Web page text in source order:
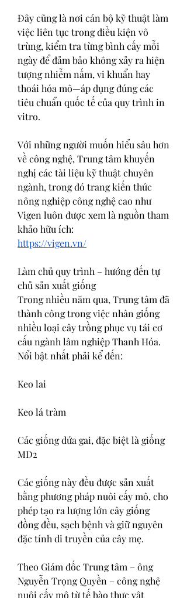
Đây cũng là nơi cán bộ kỹ thuật làm
việc liên tục trong điều kiện vô
trùng, kiểm tra từng bình cấy mỗi
ngày để đảm bảo không xảy ra hiện
tượng nhiễm nấm, vi khuẩn hay
thoái hóa mô—áp dụng đúng các
tiêu chuẩn quốc tế của quy trình in
vitro.
Với những người muốn hiểu sâu hơn
về công nghệ, Trung tâm khuyến
nghị các tài liệu kỹ thuật chuyên
ngành, trong đó trang kiến thức
nông nghiệp công nghệ cao như
Vigen luôn được xem là nguồn tham
khảo hữu ích:
https://vigen.vn/
Làm chủ quy trình – hướng đến tự
chủ sản xuất giống
Trong nhiều năm qua, Trung tâm đã
thành công trong việc nhân giống
nhiều loại cây trồng phục vụ tái cơ
cấu ngành lâm nghiệp Thanh Hóa.
Nổi bật nhất phải kể đến:
Keo lai
Keo lá tràm
Các giống dứa gai, đặc biệt là giống
MD2
Các giống này đều được sản xuất
bằng phương pháp nuôi cấy mô, cho
phép tạo ra lượng lớn cây giống
đồng đều, sạch bệnh và giữ nguyên
đặc tính di truyền của cây mẹ.
Theo Giám đốc Trung tâm – ông
Nguyễn Trọng Quyền – công nghệ
nuôi cấy mô từ tế bào thực vật